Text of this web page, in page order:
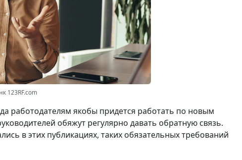
123RF.com
работодателям якобы придется работать по новым
обяжут регулярно давать обратную связь.
в этих публикациях, таких обязательных требований